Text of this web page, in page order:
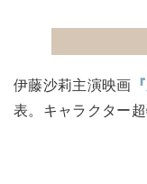
伊藤沙莉主演映画
表。キャラクター